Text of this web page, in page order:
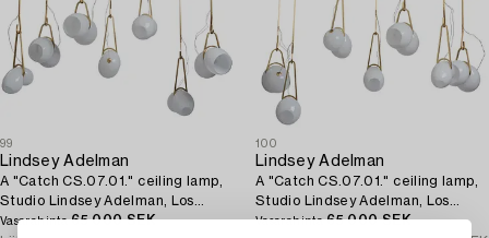
99
Lindsey Adelman
A "Catch CS.07.01." ceiling lamp,
Studio Lindsey Adelman, Los
Angeles, USA, 2016.
Vasarahinta65 000 SEK
100
Lindsey Adelman
A "Catch CS.07.01." ceiling lamp,
Studio Lindsey Adelman, Los
Angeles, USA, 2016.
Vasarahinta65 000 SEK